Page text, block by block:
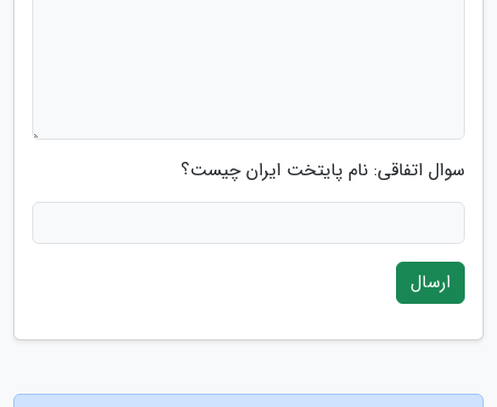
سوال اتفاقی: نام پایتخت ایران چیست؟
ارسال